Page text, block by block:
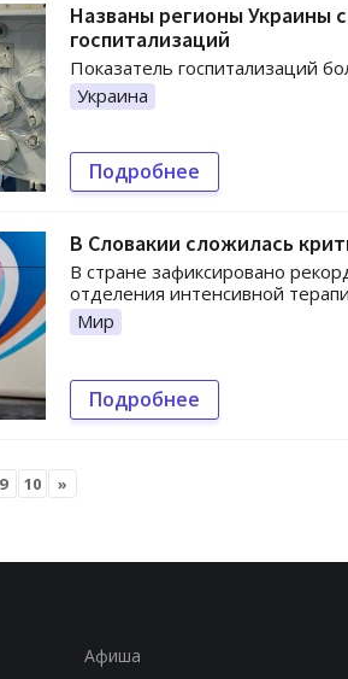
Названы регионы Украины
госпитализаций
Показатель госпитализаций
Украина
Подробнее
В Словакии сложилась
В стране зафиксировано
отделения интенсивной
Мир
Подробнее
9 10 »
Афиша